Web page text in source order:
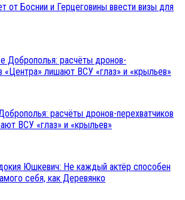
от Боснии и Герцеговины ввести визы для
расчёты дронов-перехватчиков
ВСУ «глаз» и «крыльев»